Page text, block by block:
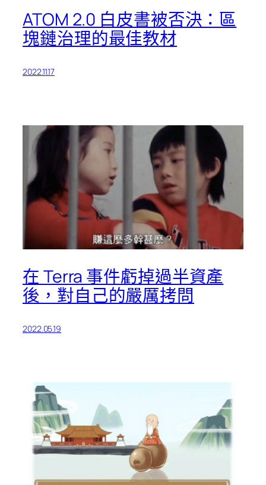
ATOM 2.0 白皮書被否決：區
塊鏈治理的最佳教材
2022.11.17
在 Terra 事件虧掉過半資產
後，對自己的嚴厲拷問
2022.05.19